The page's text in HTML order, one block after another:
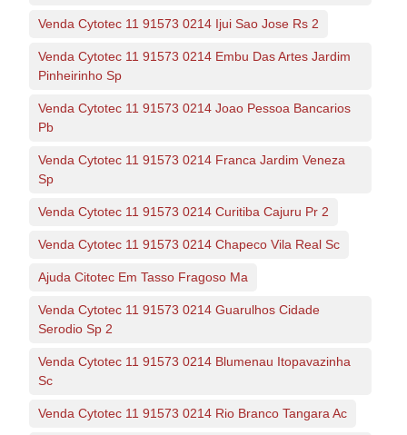
Venda Cytotec 11 91573 0214 Ijui Sao Jose Rs 2
Venda Cytotec 11 91573 0214 Embu Das Artes Jardim
Pinheirinho Sp
Venda Cytotec 11 91573 0214 Joao Pessoa Bancarios
Pb
Venda Cytotec 11 91573 0214 Franca Jardim Veneza
Sp
Venda Cytotec 11 91573 0214 Curitiba Cajuru Pr 2
Venda Cytotec 11 91573 0214 Chapeco Vila Real Sc
Ajuda Citotec Em Tasso Fragoso Ma
Venda Cytotec 11 91573 0214 Guarulhos Cidade
Serodio Sp 2
Venda Cytotec 11 91573 0214 Blumenau Itopavazinha
Sc
Venda Cytotec 11 91573 0214 Rio Branco Tangara Ac